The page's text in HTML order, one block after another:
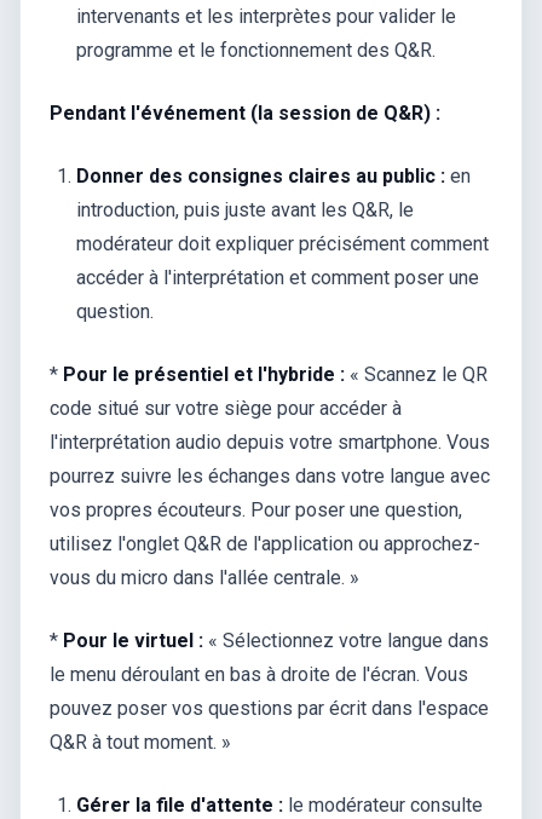
intervenants et les interprètes pour valider le
programme et le fonctionnement des Q&R.
Pendant l'événement (la session de Q&R) :
Donner des consignes claires au public : en
introduction, puis juste avant les Q&R, le
modérateur doit expliquer précisément comment
accéder à l'interprétation et comment poser une
question.
* Pour le présentiel et l'hybride : « Scannez le QR
code situé sur votre siège pour accéder à
l'interprétation audio depuis votre smartphone. Vous
pourrez suivre les échanges dans votre langue avec
vos propres écouteurs. Pour poser une question,
utilisez l'onglet Q&R de l'application ou approchez-
vous du micro dans l'allée centrale. »
* Pour le virtuel : « Sélectionnez votre langue dans
le menu déroulant en bas à droite de l'écran. Vous
pouvez poser vos questions par écrit dans l'espace
Q&R à tout moment. »
Gérer la file d'attente : le modérateur consulte